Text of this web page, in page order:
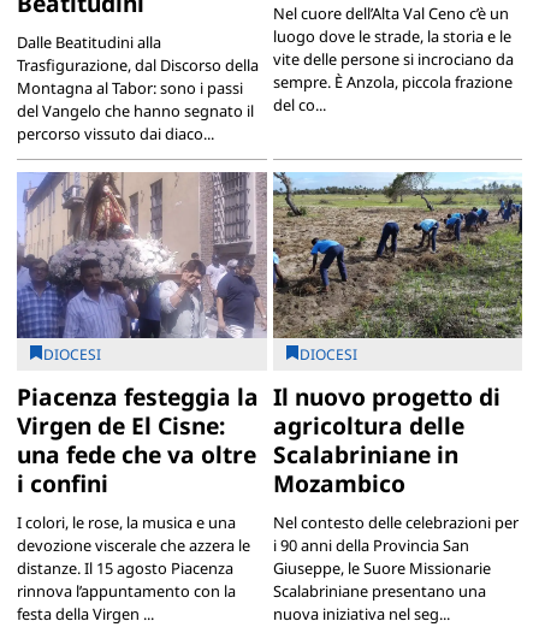
Dalle Beatitudini alla
Trasfigurazione, dal Discorso della
Montagna al Tabor: sono i passi
del Vangelo che hanno segnato il
percorso vissuto dai diaco...
Nel cuore dell’Alta Val Ceno c’è un
luogo dove le strade, la storia e le
vite delle persone si incrociano da
sempre. È Anzola, piccola frazione
del co...
DIOCESI
Piacenza festeggia la
Virgen de El Cisne:
una fede che va oltre
i confini
I colori, le rose, la musica e una
devozione viscerale che azzera le
distanze. Il 15 agosto Piacenza
rinnova l’appuntamento con la
festa della Virgen ...
DIOCESI
Il nuovo progetto di
agricoltura delle
Scalabriniane in
Mozambico
Nel contesto delle celebrazioni per
i 90 anni della Provincia San
Giuseppe, le Suore Missionarie
Scalabriniane presentano una
nuova iniziativa nel seg...